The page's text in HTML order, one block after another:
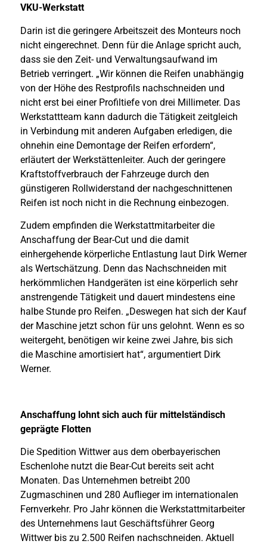
VKU-Werkstatt
Darin ist die geringere Arbeitszeit des Monteurs noch
nicht eingerechnet. Denn für die Anlage spricht auch,
dass sie den Zeit- und Verwaltungsaufwand im
Betrieb verringert. „Wir können die Reifen unabhängig
von der Höhe des Restprofils nachschneiden und
nicht erst bei einer Profiltiefe von drei Millimeter. Das
Werkstattteam kann dadurch die Tätigkeit zeitgleich
in Verbindung mit anderen Aufgaben erledigen, die
ohnehin eine Demontage der Reifen erfordern“,
erläutert der Werkstättenleiter. Auch der geringere
Kraftstoffverbrauch der Fahrzeuge durch den
günstigeren Rollwiderstand der nachgeschnittenen
Reifen ist noch nicht in die Rechnung einbezogen.
Zudem empfinden die Werkstattmitarbeiter die
Anschaffung der Bear-Cut und die damit
einhergehende körperliche Entlastung laut Dirk Werner
als Wertschätzung. Denn das Nachschneiden mit
herkömmlichen Handgeräten ist eine körperlich sehr
anstrengende Tätigkeit und dauert mindestens eine
halbe Stunde pro Reifen. „Deswegen hat sich der Kauf
der Maschine jetzt schon für uns gelohnt. Wenn es so
weitergeht, benötigen wir keine zwei Jahre, bis sich
die Maschine amortisiert hat“, argumentiert Dirk
Werner.
Anschaffung lohnt sich auch für mittelständisch
geprägte Flotten
Die Spedition Wittwer aus dem oberbayerischen
Eschenlohe nutzt die Bear-Cut bereits seit acht
Monaten. Das Unternehmen betreibt 200
Zugmaschinen und 280 Auflieger im internationalen
Fernverkehr. Pro Jahr können die Werkstattmitarbeiter
des Unternehmens laut Geschäftsführer Georg
Wittwer bis zu 2.500 Reifen nachschneiden. Aktuell